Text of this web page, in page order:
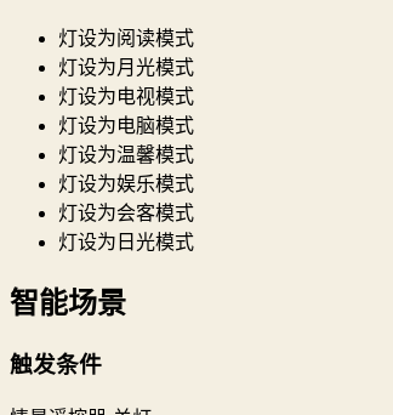
灯设为阅读模式
灯设为月光模式
灯设为电视模式
灯设为电脑模式
灯设为温馨模式
灯设为娱乐模式
灯设为会客模式
灯设为日光模式
智能场景
触发条件